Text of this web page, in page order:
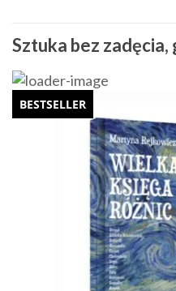
Sztuka bez
BESTSELLER